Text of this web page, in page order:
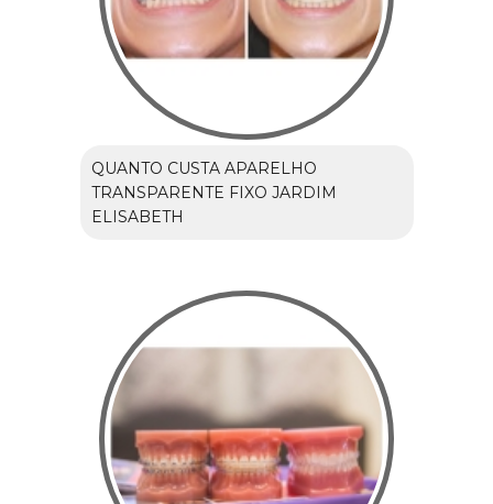
QUANTO CUSTA APARELHO
TRANSPARENTE FIXO JARDIM
ELISABETH